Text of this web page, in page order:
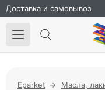
Доставка и самовывоз
Eparket Масла,